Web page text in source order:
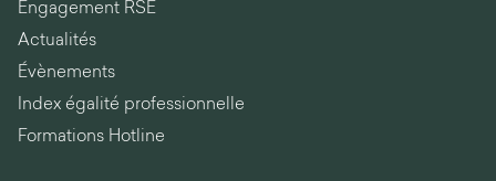
Engagement RSE
Actualités
Évènements
Index égalité professionnelle
Formations Hotline